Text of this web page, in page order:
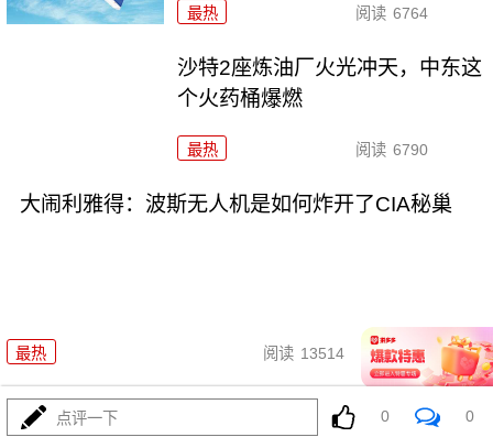
最热 阅读 6764
沙特2座炼油厂火光冲天，中东这
个火药桶爆燃
最热 阅读 6790
大闹利雅得：波斯无人机是如何炸开了CIA秘巢
最热 阅读 13514 07-31
\"西方担心的事来了\"？俄强硬派
劝普京动用核武
点评一下 0 0